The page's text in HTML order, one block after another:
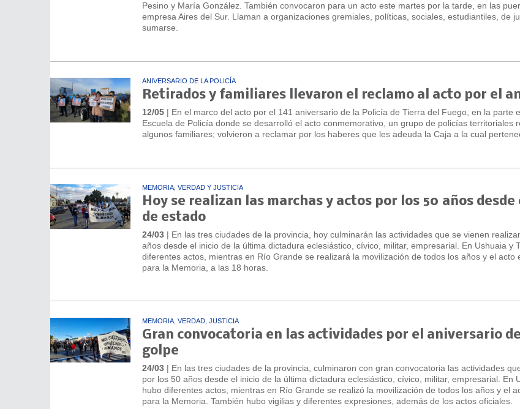
Pesino y María González. También convocaron para un acto este martes por la tarde, en las
empresa Aires del Sur. Llaman a organizaciones gremiales, políticas, sociales, estudiantiles, de
sumarse.
ANIVERSARIO DE LA POLICÍA
Retirados y familiares llevaron el reclamo al acto por el
12/05| En el marco del acto por el 141 aniversario de la Policía de Tierra del Fuego, en la parte
Escuela de Policía donde se desarrolló el acto conmemorativo, un grupo de policías territoriales
algunos familiares; volvieron a reclamar por los haberes que les adeuda la Caja a la cual
MEMORIA, VERDAD Y JUSTICIA
Hoy se realizan las marchas y actos por los 50 años desde
de estado
24/03| En las tres ciudades de la provincia, hoy culminarán las actividades que se vienen
años desde el inicio de la última dictadura eclesiástico, cívico, militar, empresarial. En Ushuaia y
diferentes actos, mientras en Río Grande se realizará la movilización de todos los años y el acto
para la Memoria, a las 18 horas.
MEMORIA, VERDAD, JUSTICIA
Gran convocatoria en las actividades por el aniversario
golpe
24/03| En las tres ciudades de la provincia, culminaron con gran convocatoria las actividades
por los 50 años desde el inicio de la última dictadura eclesiástico, cívico, militar, empresarial. En
hubo diferentes actos, mientras en Río Grande se realizó la movilización de todos los años y el
para la Memoria. También hubo vigilias y diferentes expresiones, además de los actos oficiales.